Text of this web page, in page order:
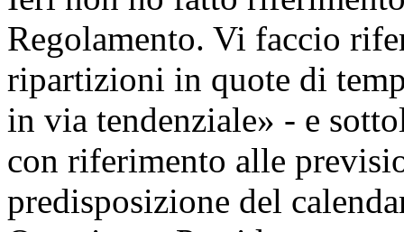
Regolamento. Vi faccio
ripartizioni in quote di
in via tendenziale» - e
con riferimento alle
predisposizione del